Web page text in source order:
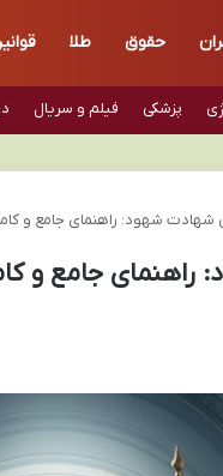
حقوق طلا
پزشکی فیلم و سریال
شهادت شهود: راهنمای جامع و
راهنمای جامع و